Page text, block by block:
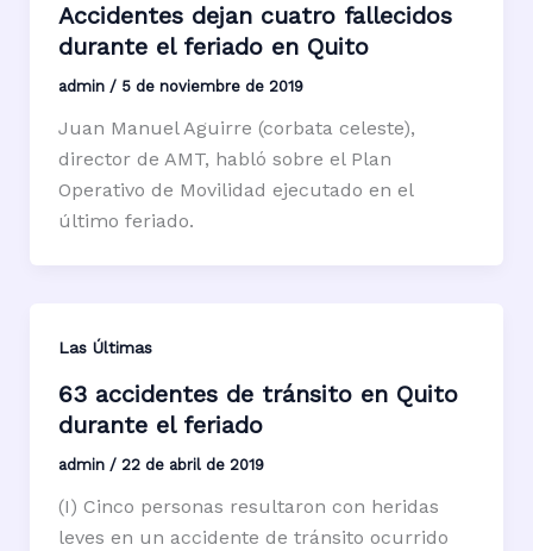
Accidentes dejan cuatro fallecidos
durante el feriado en Quito
admin / 5 de noviembre de 2019
Juan Manuel Aguirre (corbata celeste),
director de AMT, habló sobre el Plan
Operativo de Movilidad ejecutado en el
último feriado.
Las Últimas
63 accidentes de tránsito en Quito
durante el feriado
admin / 22 de abril de 2019
(I) Cinco personas resultaron con heridas
leves en un accidente de tránsito ocurrido